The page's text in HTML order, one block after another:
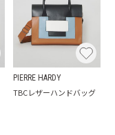
PIERRE HARDY
TBCレザーハンドバッグ